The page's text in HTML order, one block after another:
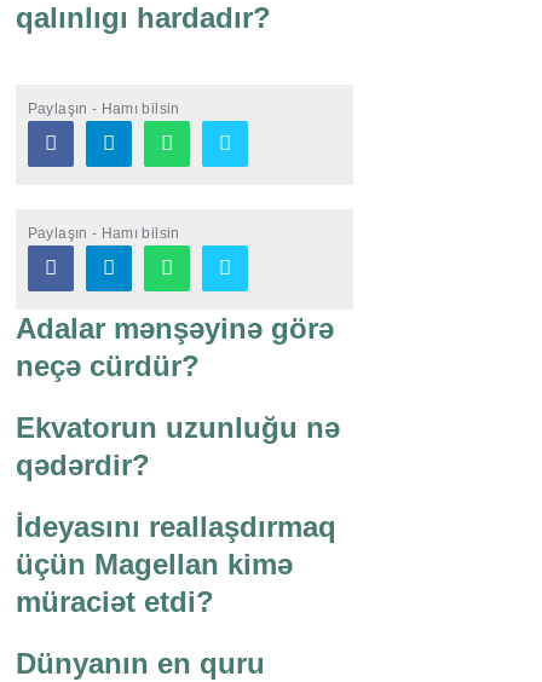
qalınlıgı hardadır?
Paylaşın - Hamı bilsin
Paylaşın - Hamı bilsin
Adalar mənşəyinə görə
neçə cürdür?
Ekvatorun uzunluğu nə
qədərdir?
İdeyasını reallaşdırmaq
üçün Magellan kimə
müraciət etdi?
Dünyanın en quru